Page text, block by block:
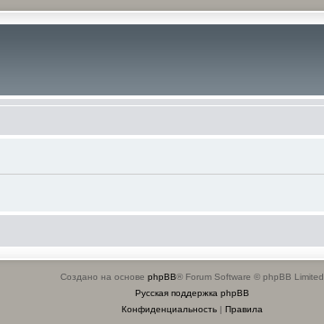
Создано на основе phpBB® Forum Software © phpBB Limited
Русская поддержка phpBB
Конфиденциальность| Правила